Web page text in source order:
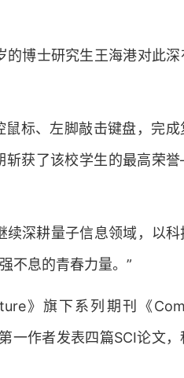
博士研究生王海港对此
标、左脚敲击键盘，完
斩获了该校学生的最高荣
续深耕量子信息领域，以科
不息的青春力量。”
》旗下系列期刊《
一作者发表四篇SCI论文，